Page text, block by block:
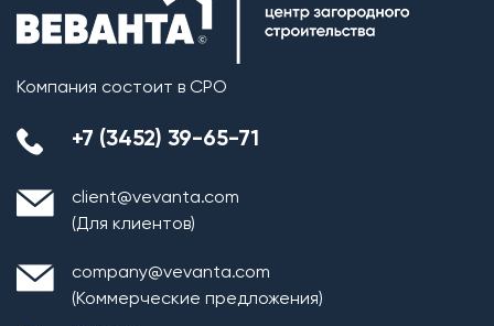
Компания состоит в СРО
+7 (3452) 39-65-71
client@vevanta.com
(Для клиентов)
company@vevanta.com
(Коммерческие предложения)